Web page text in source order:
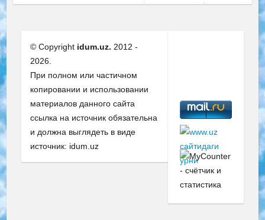
© Copyright idum.uz. 2012 -
2026.
При полном или частичном
копировании и использовании
материалов данного сайта
ссылка на источник обязательна
и должна выглядеть в виде
источник: idum.uz